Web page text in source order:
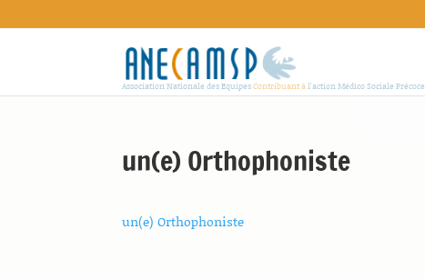
Association Nationale des EquipesContribuant àl'action Médico Sociale Précoce
un(e) Orthophoniste
un(e) Orthophoniste